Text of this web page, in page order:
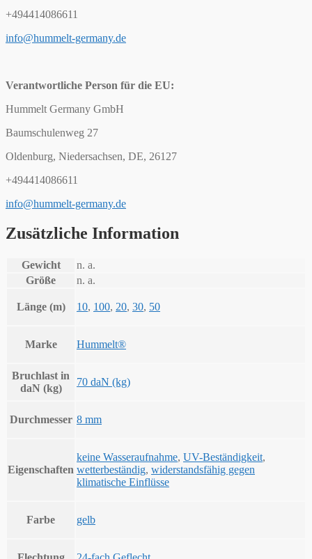
+494414086611
info@hummelt-germany.de
Verantwortliche Person für die EU:
Hummelt Germany GmbH
Baumschulenweg 27
Oldenburg, Niedersachsen, DE, 26127
+494414086611
info@hummelt-germany.de
Zusätzliche Information
Gewicht
n. a.
Größe
n. a.
Länge (m) 10, 100, 20, 30, 50
Marke Hummelt®
Bruchlast in
daN (kg)
70 daN (kg)
Durchmesser 8 mm
Eigenschaften
keine Wasseraufnahme, UV-Beständigkeit,
wetterbeständig, widerstandsfähig gegen
klimatische Einflüsse
Farbe gelb